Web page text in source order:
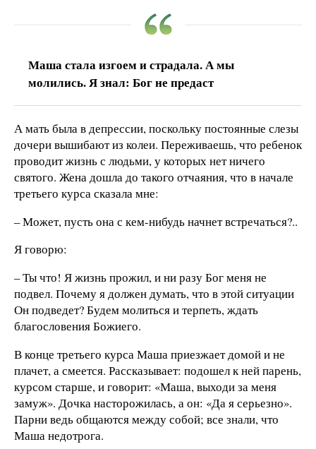
Маша стала изгоем и страдала. А мы
молились. Я знал: Бог не предаст
А мать была в депрессии, поскольку постоянные слезы
дочери вышибают из колеи. Переживаешь, что ребенок
проводит жизнь с людьми, у которых нет ничего
святого. Жена дошла до такого отчаяния, что в начале
третьего курса сказала мне:
– Может, пусть она с кем-нибудь начнет встречаться?..
Я говорю:
– Ты что! Я жизнь прожил, и ни разу Бог меня не
подвел. Почему я должен думать, что в этой ситуации
Он подведет? Будем молиться и терпеть, ждать
благословения Божиего.
В конце третьего курса Маша приезжает домой и не
плачет, а смеется. Рассказывает: подошел к ней парень,
курсом старше, и говорит: «Маша, выходи за меня
замуж». Дочка насторожилась, а он: «Да я серьезно».
Парни ведь общаются между собой; все знали, что
Маша недотрога.